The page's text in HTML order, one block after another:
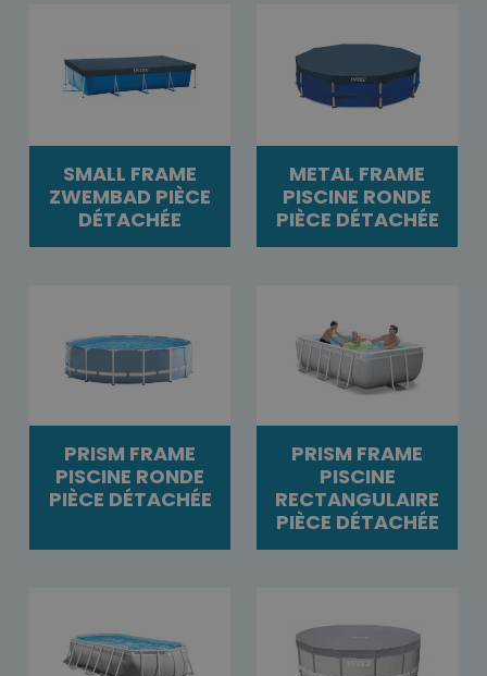
SMALL FRAME
ZWEMBAD PIÈCE
DÉTACHÉE
METAL FRAME
PISCINE RONDE
PIÈCE DÉTACHÉE
PRISM FRAME
PISCINE RONDE
PIÈCE DÉTACHÉE
PRISM FRAME
PISCINE
RECTANGULAIRE
PIÈCE DÉTACHÉE